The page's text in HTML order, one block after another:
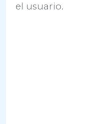
el usuario.